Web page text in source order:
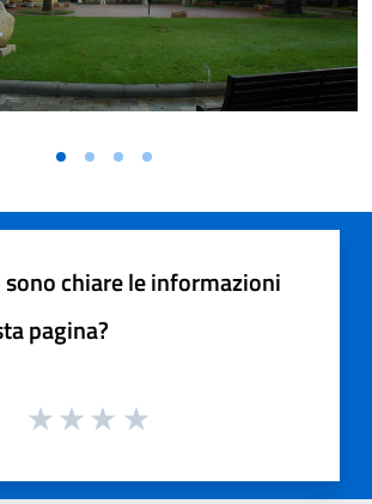
sono chiare le informazioni
pagina?